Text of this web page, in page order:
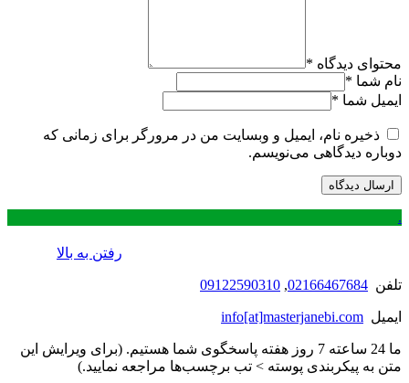
محتوای دیدگاه *
نام شما *
ایمیل شما *
ذخیره نام، ایمیل و وبسایت من در مرورگر برای زمانی که
دوباره دیدگاهی می‌نویسم.
.
رفتن به بالا
تلفن 02166467684
,
09122590310
ایمیل info[at]masterjanebi.com
ما 24 ساعته 7 روز هفته پاسخگوی شما هستیم. (برای ویرایش این
متن به پیکربندی پوسته > تب برچسب‌ها مراجعه نمایید.)